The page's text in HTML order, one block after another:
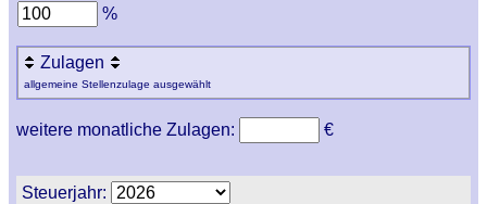
%
Zulagen
allgemeine Stellenzulage ausgewählt
weitere monatliche Zulagen: €
Steuerjahr: